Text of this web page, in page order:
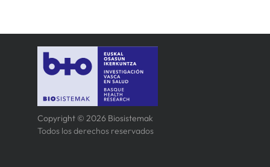
Copyright © 2026 Biosistemak
Todos los derechos reservados